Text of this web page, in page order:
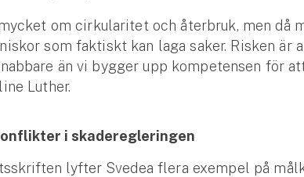
om cirkularitet och återbruk, men då
som faktiskt kan laga saker. Risken är
än vi bygger upp kompetensen för
Luther.
i skaderegleringen
lyfter Svedea flera exempel på